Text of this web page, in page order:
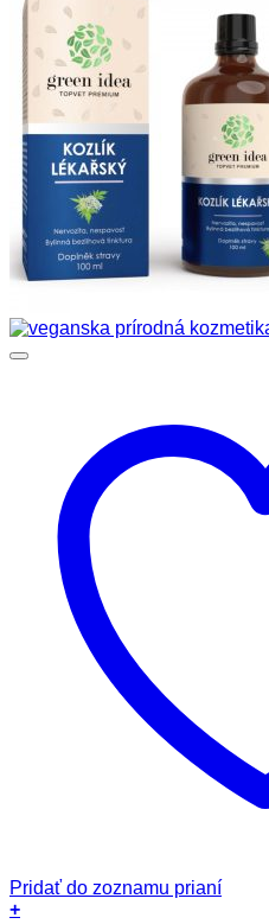
Pridať do zoznamu prianí
+